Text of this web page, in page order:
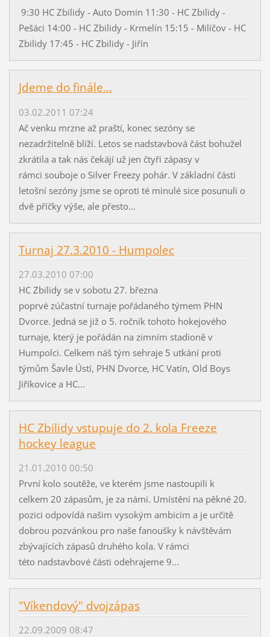
9:30 HC Zbilidy - Auto Domin 11:30 - HC Zbilidy -
Pešáci 14:00 - HC Zbilidy - Krmelín 15:15 - Milíčov - HC
Zbilidy 17:45 - HC Zbilidy - Jiřín
Jdeme do finále...
03.02.2011 07:24
Ač venku mrzne až praští, konec sezóny se
nezadržitelně blíží. Letos se nadstavbová část bohužel
zkrátila a tak nás čekájí už jen čtyři zápasy v
rámci souboje o Silver Freezy pohár. V základní části
letošní sezóny jsme se oproti té minulé sice posunuli o
dvě příčky výše, ale přesto...
Turnaj 27.3.2010 - Humpolec
27.03.2010 07:00
HC Zbilidy se v sobotu 27. března
poprvé zúčastní turnaje pořádaného týmem PHN
Dvorce. Jedná se již o 5. ročník tohoto hokejového
turnaje, který je pořádán na zimním stadioně v
Humpolci. Celkem náš tým sehraje 5 utkání proti
týmům Šavle Ústí, PHN Dvorce, HC Vatín, Old Boys
Jiříkovice a HC...
HC Zbilidy vstupuje do 2. kola Freeze
hockey league
21.01.2010 00:50
První kolo soutěže, ve kterém jsme nastoupili k
celkem 20 zápasům, je za námi. Umístění na pěkné 20.
pozici odpovídá našim vysokým ambicím a je určitě
dobrou pozvánkou pro naše fanoušky k návštěvám
zbývajících zápasů druhého kola. V rámci
této nadstavbové části odehrajeme 9...
"Víkendový" dvojzápas
22.09.2009 08:47